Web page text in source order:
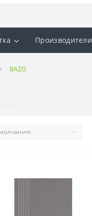
Производители
BAZO